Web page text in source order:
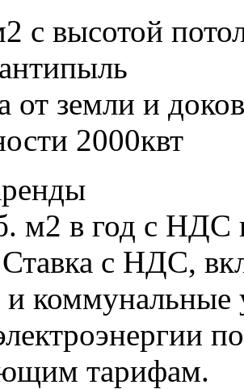
с высотой
от земли и
2000квт
м2 в год с НДС
с НДС,
коммунальные
тарифам.